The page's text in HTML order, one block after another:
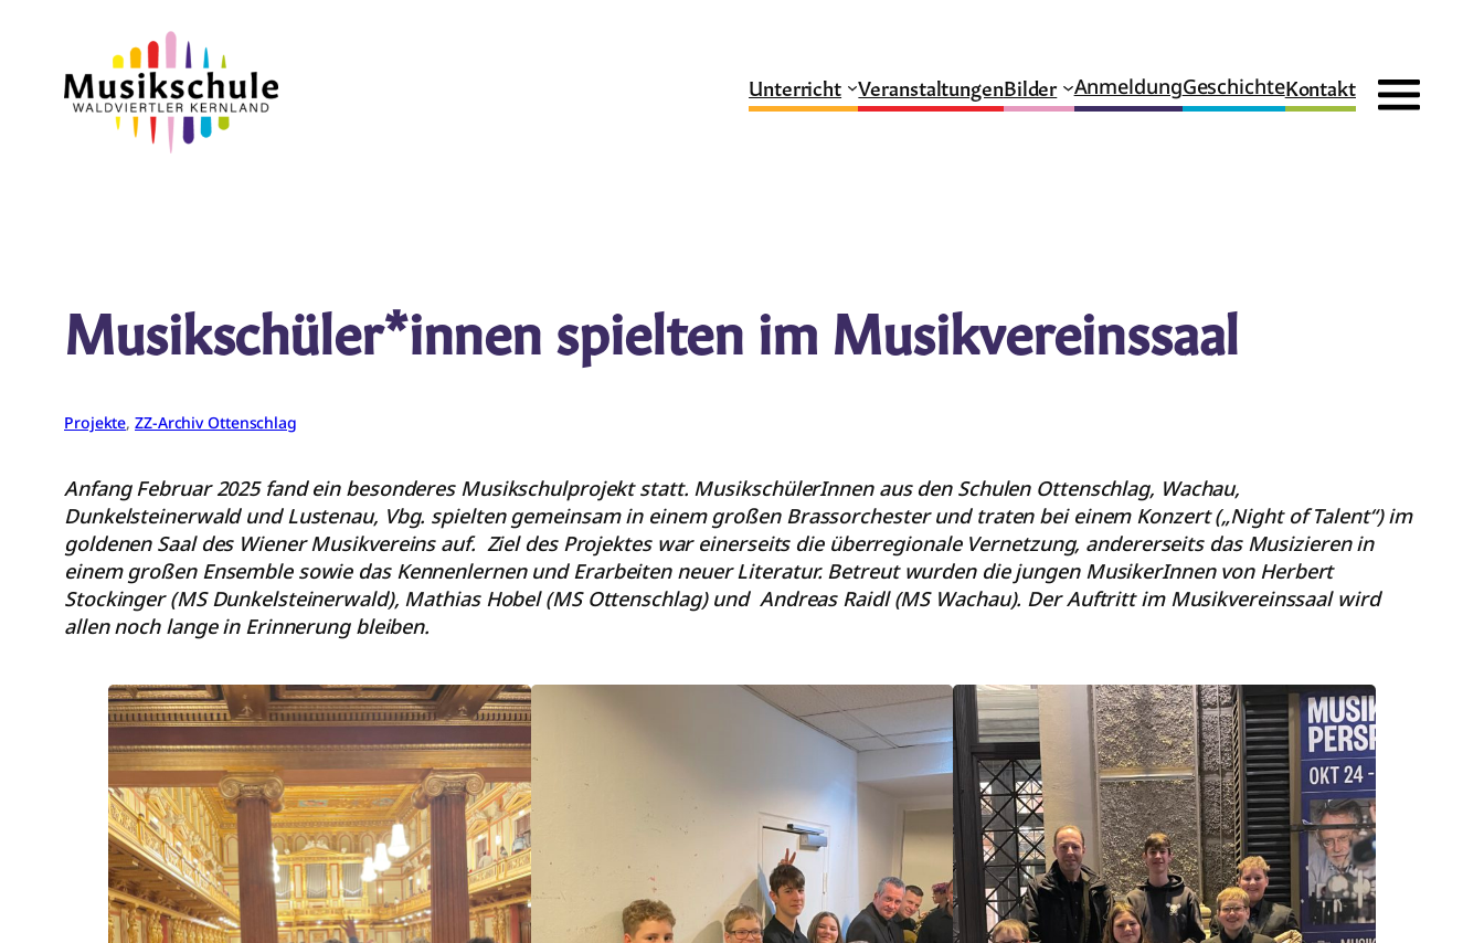
springen
Unterricht VeranstaltungenBilder AnmeldungGeschichteKontakt
Musikschüler*innen spielten im Musikvereinssaal
Projekte, ZZ-Archiv Ottenschlag
Anfang Februar 2025 fand ein besonderes Musikschulprojekt statt. MusikschülerInnen aus den Schulen Ottenschlag, Wachau,
Dunkelsteinerwald und Lustenau, Vbg. spielten gemeinsam in einem großen Brassorchester und traten bei einem Konzert („Night of Talent“) im
goldenen Saal des Wiener Musikvereins auf. Ziel des Projektes war einerseits die überregionale Vernetzung, andererseits das Musizieren in
einem großen Ensemble sowie das Kennenlernen und Erarbeiten neuer Literatur. Betreut wurden die jungen MusikerInnen von Herbert
Stockinger (MS Dunkelsteinerwald), Mathias Hobel (MS Ottenschlag) und Andreas Raidl (MS Wachau). Der Auftritt im Musikvereinssaal wird
allen noch lange in Erinnerung bleiben.